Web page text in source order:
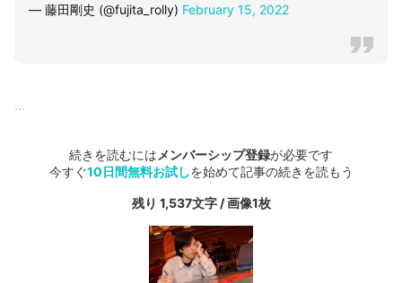
— 藤田剛史 (@fujita_rolly) February 15, 2022
...
続きを読むには メンバーシップ登録が必要です
今すぐ10日間無料お試しを始めて記事の続きを読もう
残り 1,537文字 / 画像1枚